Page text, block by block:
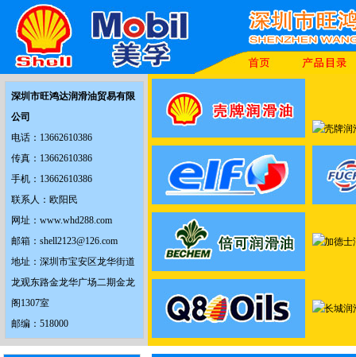
深圳市旺鸿达润滑油贸易有限
公司
电话：13662610386
传真：13662610386
手机：13662610386
联系人：欧阳民
网址：www.whd288.com
邮箱：shell2123@126.com
地址：深圳市宝安区龙华街道
龙观东路金龙华广场二期金龙
阁1307室
邮编：518000